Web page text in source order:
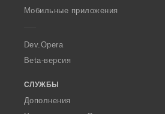
p
a
Мобильные приложения
Dev.Opera
Beta-версия
СЛУЖБЫ
Дополнения